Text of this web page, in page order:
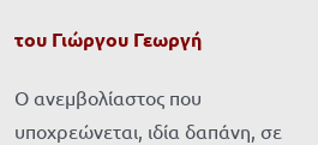
του Γιώργου Γεωργή
O ανεμβολίαστος που
υποχρεώνεται, ιδία δαπάνη, σε